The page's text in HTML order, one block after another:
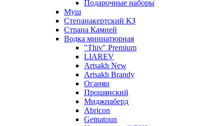
Подарочные наборы
Муш
Степанакертский КЗ
Страна Камней
Водка миниатюрная
"Thiv" Premium
LIAREV
Artsakh New
Artsakh Brandy
Оганян
Прошянский
Миджнаберд
Abricon
Getnatoun